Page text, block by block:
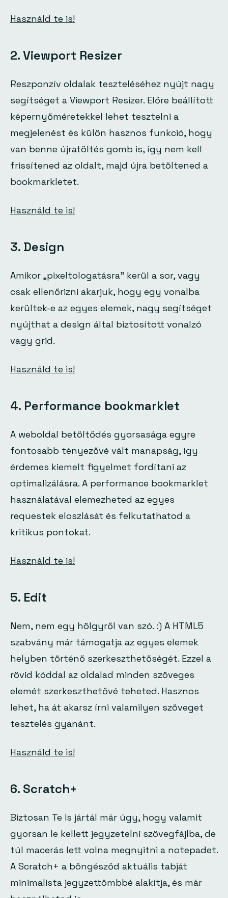
Használd te is!
2. Viewport Resizer
Reszponzív oldalak teszteléséhez nyújt nagy
segítséget a Viewport Resizer. Előre beállított
képernyőméretekkel lehet tesztelni a
megjelenést és külön hasznos funkció, hogy
van benne újratöltés gomb is, így nem kell
frissítened az oldalt, majd újra betöltened a
bookmarkletet.
Használd te is!
3. Design
Amikor „pixeltologatásra” kerül a sor, vagy
csak ellenőrizni akarjuk, hogy egy vonalba
kerültek-e az egyes elemek, nagy segítséget
nyújthat a design által biztosított vonalzó
vagy grid.
Használd te is!
4. Performance bookmarklet
A weboldal betöltődés gyorsasága egyre
fontosabb tényezővé vált manapság, így
érdemes kiemelt figyelmet fordítani az
optimalizálásra. A performance bookmarklet
használatával elemezheted az egyes
requestek eloszlását és felkutathatod a
kritikus pontokat.
Használd te is!
5. Edit
Nem, nem egy hölgyről van szó. :) A HTML5
szabvány már támogatja az egyes elemek
helyben történő szerkeszthetőségét. Ezzel a
rövid kóddal az oldalad minden szöveges
elemét szerkeszthetővé teheted. Hasznos
lehet, ha át akarsz írni valamilyen szöveget
tesztelés gyanánt.
Használd te is!
6. Scratch+
Biztosan Te is jártál már úgy, hogy valamit
gyorsan le kellett jegyzetelni szövegfájlba, de
túl macerás lett volna megnyitni a notepadet.
A Scratch+ a böngésződ aktuális tabját
minimalista jegyzettömbbé alakítja, és már